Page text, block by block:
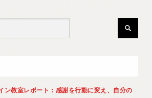
ン教室レポート：感謝を行動に変え、自分の